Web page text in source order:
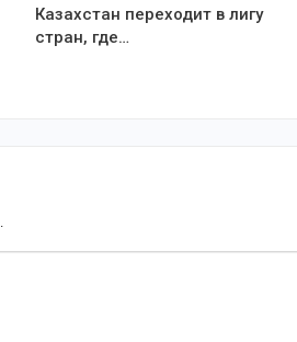
Казахстан переходит в лигу
стран, где…